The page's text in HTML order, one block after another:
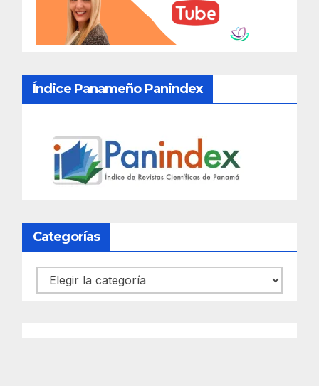
Índice Panameño Panindex
Categorías
Categorías